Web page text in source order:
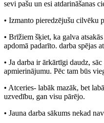
sevi pašu un esi atdarināšanas
• Izmanto pieredzējušu cilvēku
• Brīžiem šķiet, ka galva
apdomā padarīto. darba spējas
• Ja darba ir ārkārtīgi daudz,
apmierinājumu. Pēc tam būs
• Atceries- labāk mazāk, bet
uzvedību, gan visu pārējo.
• Jauna darba sākums nekad